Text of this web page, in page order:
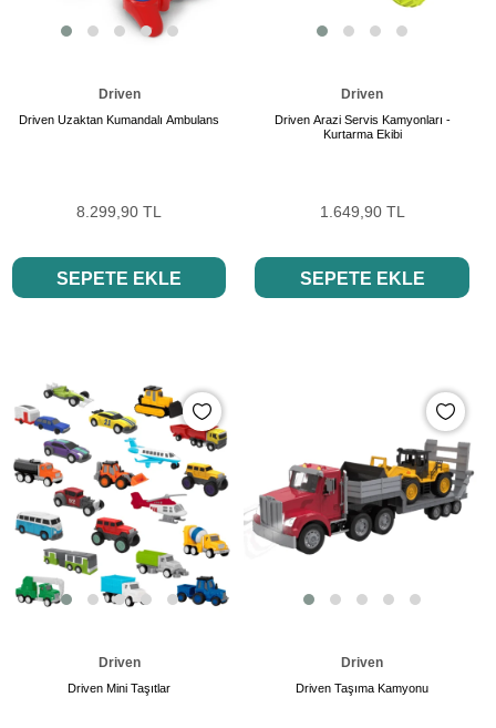
Driven
Driven Uzaktan Kumandalı Ambulans
8.299,90 TL
SEPETE EKLE
Driven
Driven Arazi Servis Kamyonları -
Kurtarma Ekibi
1.649,90 TL
SEPETE EKLE
Driven
Driven Mini Taşıtlar
Driven
Driven Taşıma Kamyonu